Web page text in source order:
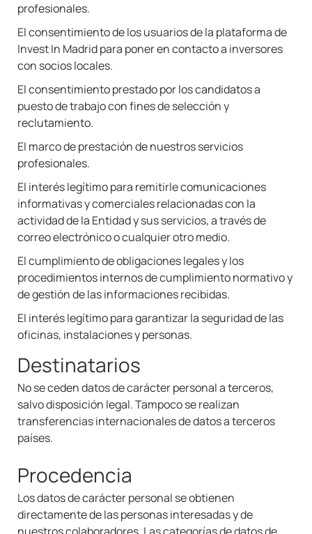
profesionales.
El consentimiento de los usuarios de la plataforma de
Invest In Madrid para poner en contacto a inversores
con socios locales.
El consentimiento prestado por los candidatos a
puesto de trabajo con fines de selección y
reclutamiento.
El marco de prestación de nuestros servicios
profesionales.
El interés legítimo para remitirle comunicaciones
informativas y comerciales relacionadas con la
actividad de la Entidad y sus servicios, a través de
correo electrónico o cualquier otro medio.
El cumplimiento de obligaciones legales y los
procedimientos internos de cumplimiento normativo y
de gestión de las informaciones recibidas.
El interés legítimo para garantizar la seguridad de las
oficinas, instalaciones y personas.
Destinatarios
No se ceden datos de carácter personal a terceros,
salvo disposición legal. Tampoco se realizan
transferencias internacionales de datos a terceros
países.
Procedencia
Los datos de carácter personal se obtienen
directamente de las personas interesadas y de